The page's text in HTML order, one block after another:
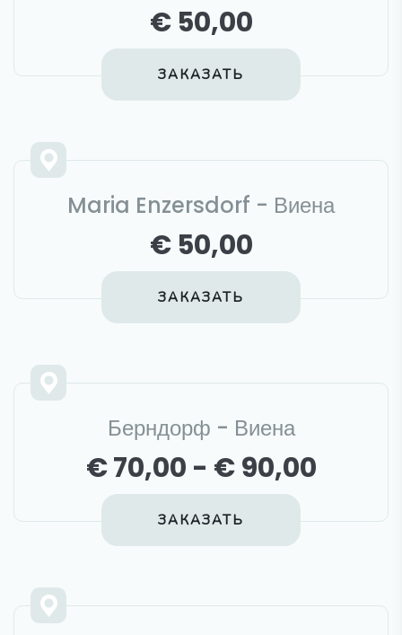
€ 50,00
ЗАКАЗАТЬ
Maria Enzersdorf - Виена
€ 50,00
ЗАКАЗАТЬ
Берндорф - Виена
€ 70,00 - € 90,00
ЗАКАЗАТЬ